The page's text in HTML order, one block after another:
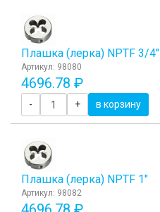
Плашка (лерка) NPTF 3/4"
Артикул: 98080
4696.78 ₽
- + в корзину
Плашка (лерка) NPTF 1"
Артикул: 98082